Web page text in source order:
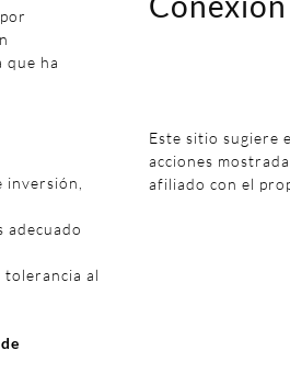
que ha
inversión,
adecuado
tolerancia al
Este sitio sugiere
acciones
afiliado con el